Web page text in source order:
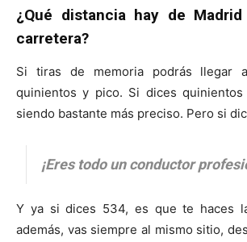
¿Qué distancia hay de
carretera?
Si tiras de memoria podrás llegar
quinientos y pico. Si dices
siendo bastante más preciso. Pero si
¡Eres todo un conductor
Y ya si dices 534, es que te haces
además, vas siempre al mismo sitio,